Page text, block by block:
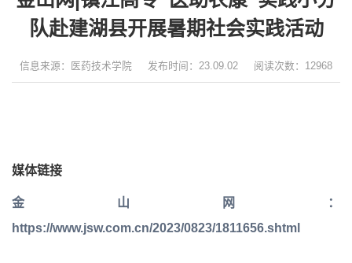
队赴建湖县开展暑期社会实践活动
信息来源：医药技术学院 发布时间：23.09.02 阅读次数：12968
媒体链接
金山网：
https://www.jsw.com.cn/2023/0823/1811656.shtml